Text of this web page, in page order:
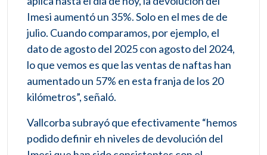
Imesi aumentó un 35%. Solo en el mes de de
julio. Cuando comparamos, por ejemplo, el
dato de agosto del 2025 con agosto del 2024,
lo que vemos es que las ventas de naftas han
aumentado un 57% en esta franja de los 20
kilómetros”, señaló.
Vallcorba subrayó que efectivamente “hemos
podido definir eh niveles de devolución del